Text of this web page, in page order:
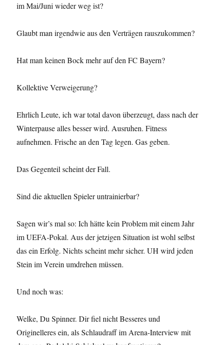
im Mai/Juni wieder weg ist?
Glaubt man irgendwie aus den Verträgen rauszukommen?
Hat man keinen Bock mehr auf den FC Bayern?
Kollektive Verweigerung?
Ehrlich Leute, ich war total davon überzeugt, dass nach der
Winterpause alles besser wird. Ausruhen. Fitness
aufnehmen. Frische an den Tag legen. Gas geben.
Das Gegenteil scheint der Fall.
Sind die aktuellen Spieler untrainierbar?
Sagen wir’s mal so: Ich hätte kein Problem mit einem Jahr
im UEFA-Pokal. Aus der jetzigen Situation ist wohl selbst
das ein Erfolg. Nichts scheint mehr sicher. UH wird jeden
Stein im Verein umdrehen müssen.
Und noch was:
Welke, Du Spinner. Dir fiel nicht Besseres und
Originelleres ein, als Schlaudraff im Arena-Interview mit